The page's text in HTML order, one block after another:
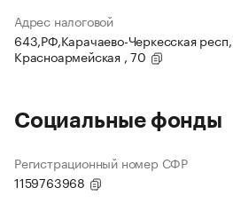
Адрес налоговой
643,РФ,Карачаево-Черкесская
Красноармейская , 70
Социальные фонды
Регистрационный номер СФР
1159763968